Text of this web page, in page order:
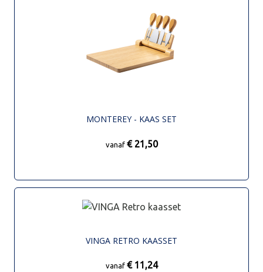
MONTEREY - KAAS SET
vanaf € 21,50
VINGA RETRO KAASSET
vanaf € 11,24